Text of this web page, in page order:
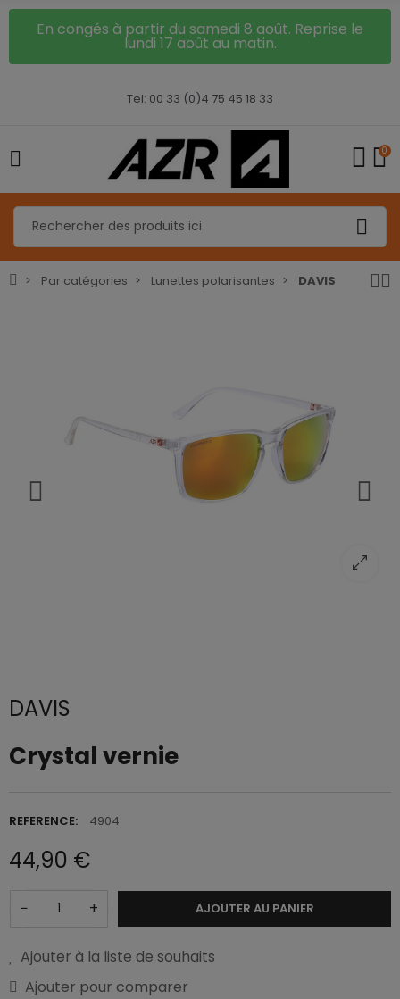
En congés à partir du samedi 8 août. Reprise le
lundi 17 août au matin.
Tel: 00 33 (0)4 75 45 18 33
0
Par catégories Lunettes polarisantes DAVIS
DAVIS
Crystal vernie
REFERENCE: 4904
44,90 €
− + AJOUTER AU PANIER
Ajouter à la liste de souhaits
Ajouter pour comparer